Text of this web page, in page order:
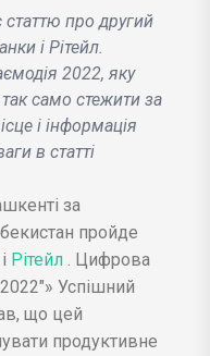
статтю про другий
і Рітейл.
2022, яку
само стежити за
і інформація
в статті
за
пройде
Рітейл
. Цифрова
Успішний
що цей
продуктивне